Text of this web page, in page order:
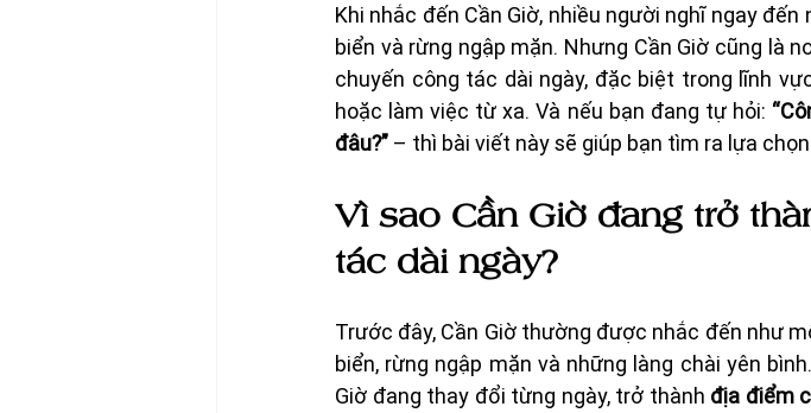
Khi nhắc đến Cần Giờ, nhiều người nghĩ ngay
biển và rừng ngập mặn. Nhưng Cần Giờ cũng là
chuyến công tác dài ngày, đặc biệt trong lĩnh
hoặc làm việc từ xa. Và nếu bạn đang tự hỏi:
đâu?” – thì bài viết này sẽ giúp bạn tìm ra lựa
Vì sao Cần Giờ đang trở
tác dài ngày?
Trước đây, Cần Giờ thường được nhắc đến như
biển, rừng ngập mặn và những làng chài yên
Giờ đang thay đổi từng ngày, trở thành địa điểm